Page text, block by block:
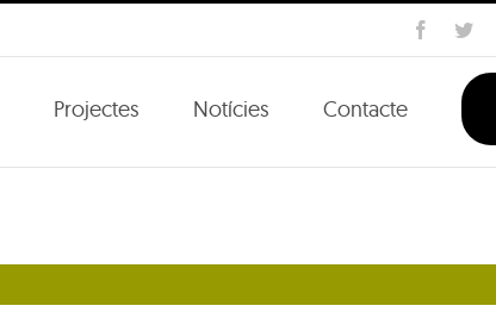
Projectes Notícies Contacte